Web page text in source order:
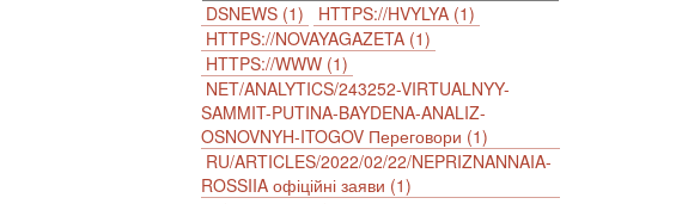
DSNEWS (1)
HTTPS://HVYLYA (1)
HTTPS://NOVAYAGAZETA (1)
HTTPS://WWW (1)
NET/ANALYTICS/243252-VIRTUALNYY-
SAMMIT-PUTINA-BAYDENA-ANALIZ-
OSNOVNYH-ITOGOV Переговори (1)
RU/ARTICLES/2022/02/22/NEPRIZNANNAIA-
ROSSIIA офіційні заяви (1)